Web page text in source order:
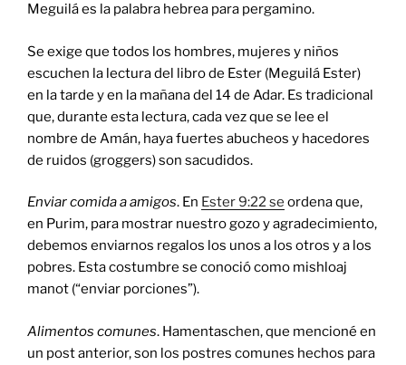
Meguilá es la palabra hebrea para pergamino.
Se exige que todos los hombres, mujeres y niños
escuchen la lectura del libro de Ester (Meguilá Ester)
en la tarde y en la mañana del 14 de Adar. Es tradicional
que, durante esta lectura, cada vez que se lee el
nombre de Amán, haya fuertes abucheos y hacedores
de ruidos (groggers) son sacudidos.
Enviar comida a amigos. En Ester 9:22 se ordena que,
en Purim, para mostrar nuestro gozo y agradecimiento,
debemos enviarnos regalos los unos a los otros y a los
pobres. Esta costumbre se conoció como mishloaj
manot (“enviar porciones”).
Alimentos comunes. Hamentaschen, que mencioné en
un post anterior, son los postres comunes hechos para